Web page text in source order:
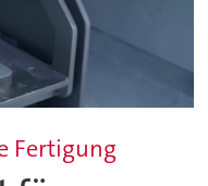
Fertigung